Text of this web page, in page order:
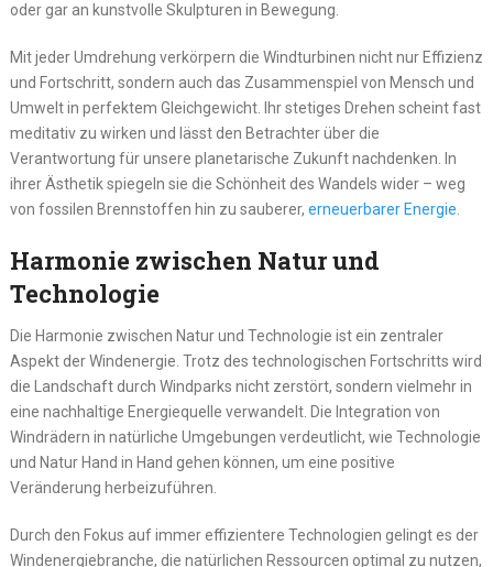
oder gar an kunstvolle Skulpturen in Bewegung.
Mit jeder Umdrehung verkörpern die Windturbinen nicht nur Effizienz
und Fortschritt, sondern auch das Zusammenspiel von Mensch und
Umwelt in perfektem Gleichgewicht. Ihr stetiges Drehen scheint fast
meditativ zu wirken und lässt den Betrachter über die
Verantwortung für unsere planetarische Zukunft nachdenken. In
ihrer Ästhetik spiegeln sie die Schönheit des Wandels wider – weg
von fossilen Brennstoffen hin zu sauberer, erneuerbarer Energie.
Harmonie zwischen Natur und
Technologie
Die Harmonie zwischen Natur und Technologie ist ein zentraler
Aspekt der Windenergie. Trotz des technologischen Fortschritts wird
die Landschaft durch Windparks nicht zerstört, sondern vielmehr in
eine nachhaltige Energiequelle verwandelt. Die Integration von
Windrädern in natürliche Umgebungen verdeutlicht, wie Technologie
und Natur Hand in Hand gehen können, um eine positive
Veränderung herbeizuführen.
Durch den Fokus auf immer effizientere Technologien gelingt es der
Windenergiebranche, die natürlichen Ressourcen optimal zu nutzen,